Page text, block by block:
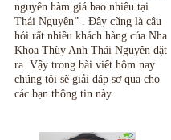
nguyên hàm giá bao nhiêu tại
Thái Nguyên” . Đây cũng là câu
hỏi rất nhiều khách hàng của Nha
Khoa Thùy Anh Thái Nguyên đặt
ra. Vậy trong bài viết hôm nay
chúng tôi sẽ giải đáp sơ qua cho
các bạn thông tin này.